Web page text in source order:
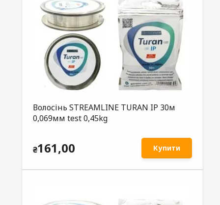
Волосінь STREAMLINE TURAN IP 30м
0,069мм test 0,45kg
₴161,00 Купити